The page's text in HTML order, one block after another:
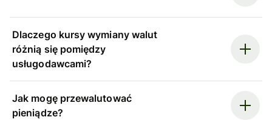
Dlaczego kursy wymiany walut
różnią się pomiędzy
usługodawcami?
Jak mogę przewalutować
pieniądze?